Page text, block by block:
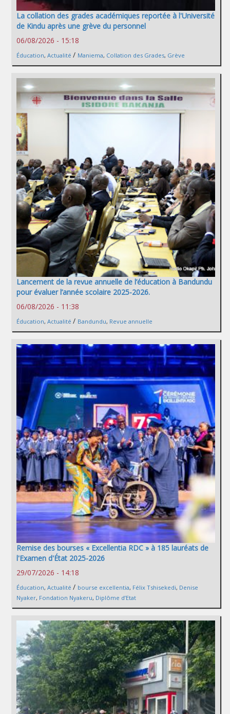
La collation des grades académiques reportée à l'Université
de Kindu après une grève du personnel
06/08/2026 - 15:18
Éducation, Actualité / Maniema, Collation des Grades, Grève
Lancement de la revue annuelle de l’éducation à Bandundu
pour évaluer l’année scolaire 2025-2026.
06/08/2026 - 11:38
Éducation, Actualité / Bandundu, Revue annuelle
Remise des bourses « Excellentia RDC » à 185 lauréats de
l'Examen d'État 2025-2026
29/07/2026 - 14:18
Éducation, Actualité / bourse excellentia, Félix Tshisekedi, Denise
Nyaker, Fondation Nyakeru, Diplôme d’Etat